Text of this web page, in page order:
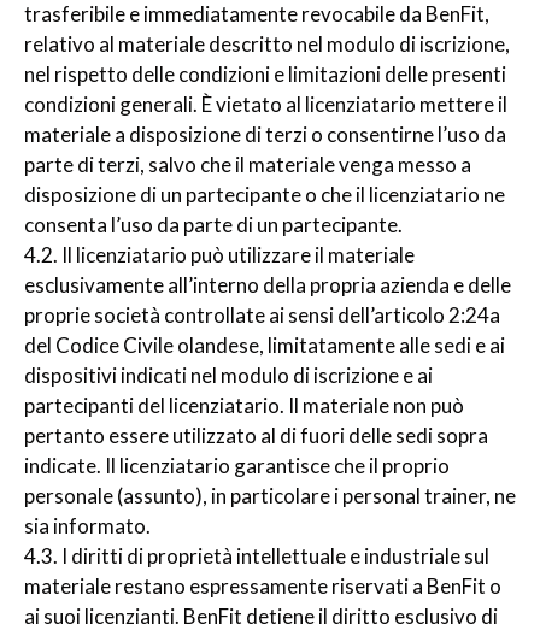
trasferibile e immediatamente revocabile da BenFit,
relativo al materiale descritto nel modulo di iscrizione,
nel rispetto delle condizioni e limitazioni delle presenti
condizioni generali. È vietato al licenziatario mettere il
materiale a disposizione di terzi o consentirne l’uso da
parte di terzi, salvo che il materiale venga messo a
disposizione di un partecipante o che il licenziatario ne
consenta l’uso da parte di un partecipante.
4.2. Il licenziatario può utilizzare il materiale
esclusivamente all’interno della propria azienda e delle
proprie società controllate ai sensi dell’articolo 2:24a
del Codice Civile olandese, limitatamente alle sedi e ai
dispositivi indicati nel modulo di iscrizione e ai
partecipanti del licenziatario. Il materiale non può
pertanto essere utilizzato al di fuori delle sedi sopra
indicate. Il licenziatario garantisce che il proprio
personale (assunto), in particolare i personal trainer, ne
sia informato.
4.3. I diritti di proprietà intellettuale e industriale sul
materiale restano espressamente riservati a BenFit o
ai suoi licenzianti. BenFit detiene il diritto esclusivo di